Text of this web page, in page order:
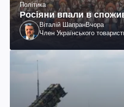
Політика
Росіяни впали в
Віталій ШапранВчора
Член Українського